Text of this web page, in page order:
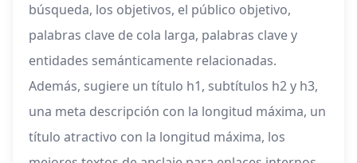
búsqueda, los objetivos, el público objetivo,
palabras clave de cola larga, palabras clave y
entidades semánticamente relacionadas.
Además, sugiere un título h1, subtítulos h2 y h3,
una meta descripción con la longitud máxima, un
título atractivo con la longitud máxima, los